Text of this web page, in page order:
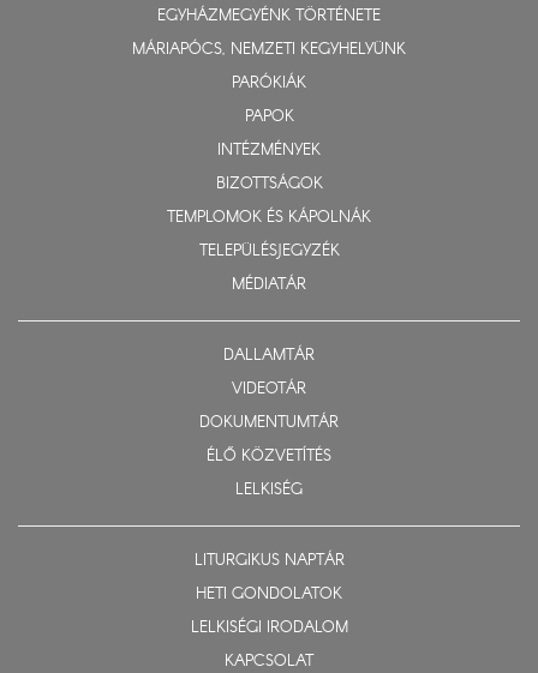
EGYHÁZMEGYÉNK TÖRTÉNETE
MÁRIAPÓCS, NEMZETI KEGYHELYÜNK
PARÓKIÁK
PAPOK
INTÉZMÉNYEK
BIZOTTSÁGOK
TEMPLOMOK ÉS KÁPOLNÁK
TELEPÜLÉSJEGYZÉK
MÉDIATÁR
DALLAMTÁR
VIDEOTÁR
DOKUMENTUMTÁR
ÉLŐ KÖZVETÍTÉS
LELKISÉG
LITURGIKUS NAPTÁR
HETI GONDOLATOK
LELKISÉGI IRODALOM
KAPCSOLAT